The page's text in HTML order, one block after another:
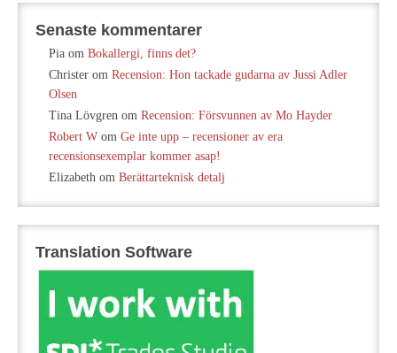
Senaste kommentarer
Pia om Bokallergi, finns det?
Christer om Recension: Hon tackade gudarna av Jussi Adler
Olsen
Tina Lövgren om Recension: Försvunnen av Mo Hayder
Robert W om Ge inte upp – recensioner av era
recensionsexemplar kommer asap!
Elizabeth om Berättarteknisk detalj
Translation Software